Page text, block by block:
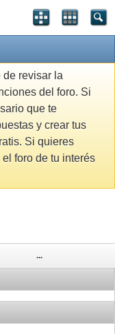
de revisar la
del foro. Si
que te
y crear tus
Si quieres
foro de tu interés
...